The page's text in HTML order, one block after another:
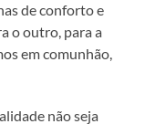
de conforto e
o outro, para a
em comunhão,
não seja